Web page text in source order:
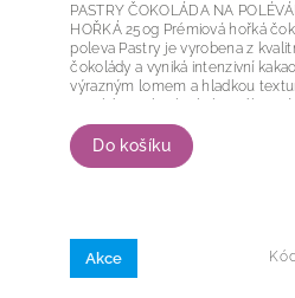
Do košíku
PASTRY ČOKOLÁDA NA
HOŘKÁ 250g Prémiová hořká čokoládová
poleva Pastry je vyrobena z
čokolády a vyniká intenzivní
výrazným lomem a hladkou
vysokému obsahu kakaového
perfektně...
Akce